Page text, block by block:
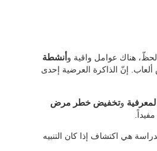
هناك عوامل واقية و أنشطة
إنّ الذاكرة العرضية إحدى
وتخفيض خطر مرض
هي اكتشاف إذا كان التنبيه